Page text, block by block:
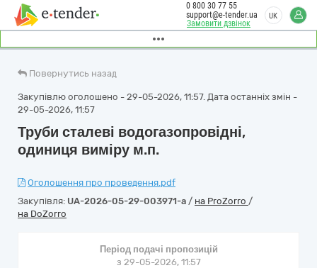
Замовити дзвінок
0 800 30 77 55
support@e-tender.ua
UK
Повернутись назад
Закупівлю оголошено - 29-05-2026, 11:57. Дата останніх змін -
29-05-2026, 11:57
Труби сталеві водогазопровідні,
одиниця виміру м.п.
Оголошення про проведення.pdf
Закупівля: UA-2026-05-29-003971-a / на ProZorro /
на DoZorro
Період подачі пропозицій
з 29-05-2026, 11:57